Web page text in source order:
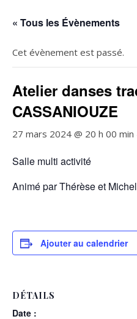
« Tous les Évènements
Cet évènement est passé.
Atelier danses
CASSANIOUZE
27 mars 2024 @ 20 h 00 min
Salle multi activité
Animé par Thérèse et
Ajouter au calendrier
DÉTAILS
Date :